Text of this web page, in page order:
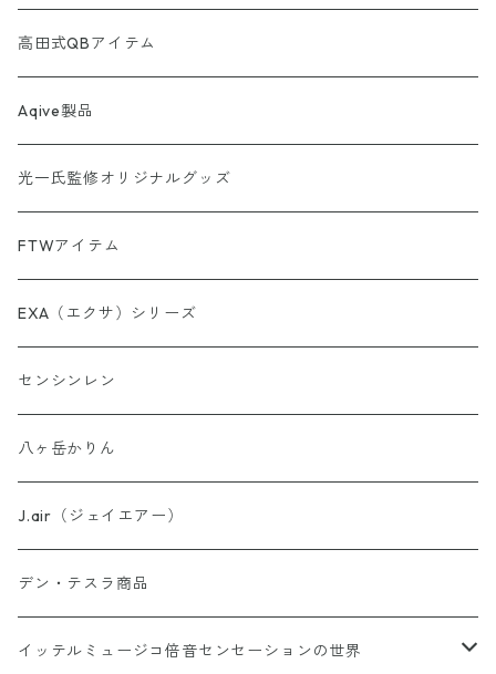
AINORinQ（あいのりんく）
お守り数列・強化版 全33種
書籍カードシリーズ
非常食セット
スピーカー
高田式QBアイテム
Aqive製品
光一氏監修オリジナルグッズ
FTWアイテム
EXA（エクサ）シリーズ
センシンレン
八ヶ岳かりん
J.air（ジェイエアー）
デン・テスラ商品
イッテルミュージコ倍音センセーションの世界